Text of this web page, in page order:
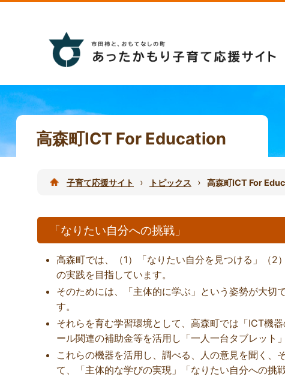
高森町ICT For Education
子育て応援サイト › トピックス › 高森町ICT For
「なりたい自分への挑戦」
高森町では、（1）「なりたい自分を見つける」（
の実践を目指しています。
そのためには、「主体的に学ぶ」という姿勢が大切
す。
それらを育む学習環境として、高森町では「ICT機
ール関連の補助金等を活用し「一人一台タブレット
これらの機器を活用し、調べる、人の意見を聞く、
て、「主体的な学びの実現」「なりたい自分への挑